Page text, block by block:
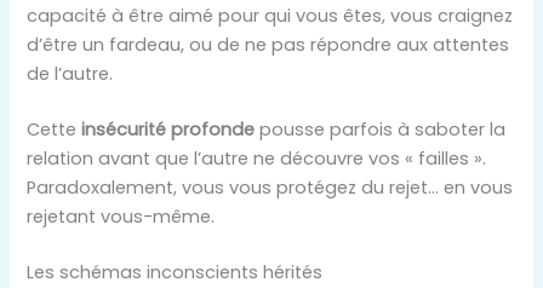
capacité à être aimé pour qui vous êtes, vous craignez
d’être un fardeau, ou de ne pas répondre aux attentes
de l’autre.
Cetteinsécurité profonde pousse parfois à saboter la
relation avant que l’autre ne découvre vos « failles ».
Paradoxalement, vous vous protégez du rejet… en vous
rejetant vous-même.
Les schémas inconscients hérités